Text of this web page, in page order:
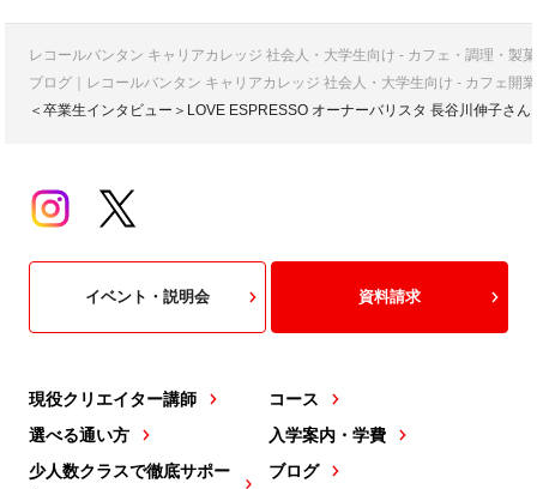
レコールバンタン キャリアカレッジ 社会人・大学生向け - カフェ・調理・製
ブログ｜レコールバンタン キャリアカレッジ 社会人・大学生向け - カフェ開
＜卒業生インタビュー＞LOVE ESPRESSO オーナーバリスタ 長谷川伸子さん
現役クリエイター講師
選べる通い方
少人数クラスで徹底サポー
コース
入学案内・学費
ブログ
イベント・説明会 資料請求